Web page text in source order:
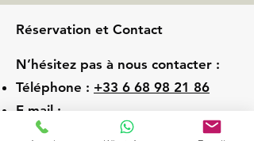
Réservation et Contact
N’hésitez pas à nous contacter :
Téléphone : +33 6 68 98 21 86
E-mail :
ghost.driver.vtc@gmail.com